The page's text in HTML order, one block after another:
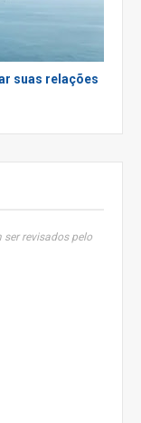
suas relações
ser revisados pelo